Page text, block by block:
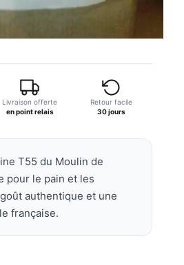
Livraison offerte
en point relais
Retour facile
30 jours
T55 du Moulin de
pour le pain et les
authentique et une
française.